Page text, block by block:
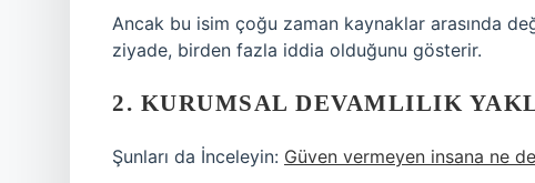
Ancak bu isim çoğu zaman kaynaklar arasında
ziyade, birden fazla iddia olduğunu gösterir.
2. KURUMSAL DEVAMLILIK
Şunları da İnceleyin: Güven vermeyen insana ne